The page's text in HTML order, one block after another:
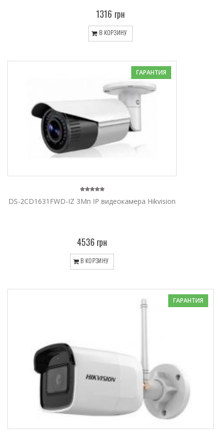
1316 грн
В КОРЗИНУ
ГАРАНТИЯ
DS-2CD1631FWD-IZ 3Мп IP видеокамера Hikvision
4536 грн
В КОРЗИНУ
ГАРАНТИЯ